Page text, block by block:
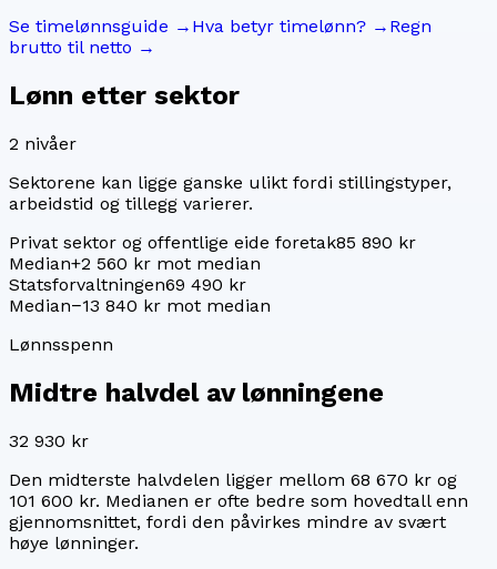
Se timelønnsguide → Hva betyr timelønn? → Regn
brutto til netto →
Lønn etter sektor
2 nivåer
Sektorene kan ligge ganske ulikt fordi stillingstyper,
arbeidstid og tillegg varierer.
Privat sektor og offentlige eide foretak85 890 kr
Median+2 560 kr mot median
Statsforvaltningen69 490 kr
Median−13 840 kr mot median
Lønnsspenn
Midtre halvdel av lønningene
32 930 kr
Den midterste halvdelen ligger mellom 68 670 kr og
101 600 kr. Medianen er ofte bedre som hovedtall enn
gjennomsnittet, fordi den påvirkes mindre av svært
høye lønninger.